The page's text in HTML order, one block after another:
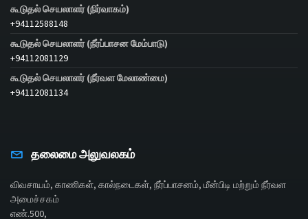
கூடுதல் செயலாளர் (நிர்வாகம்)
+94112588148
கூடுதல் செயலாளர் (நீர்ப்பாசன மேம்பாடு)
+94112081129
கூடுதல் செயலாளர் (நீர்வள மேலாண்மை)
+94112081134
தலைமை அலுவலகம்
விவசாயம், காணிகள், கால்நடைகள், நீர்ப்பாசனம், மீன்பிடி மற்றும் நீர்வள
அமைச்சகம்
எண்.500,